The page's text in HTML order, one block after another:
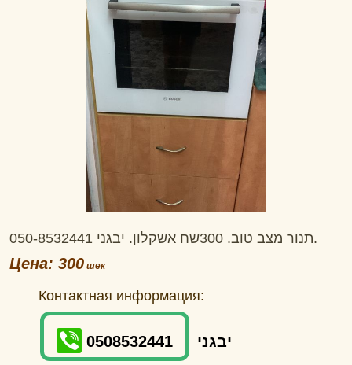
תנור מצב טוב. 300שח אשקלון. יבגני 050-8532441.
Цена: 300
Контактная информация:
0508532441 יבגני